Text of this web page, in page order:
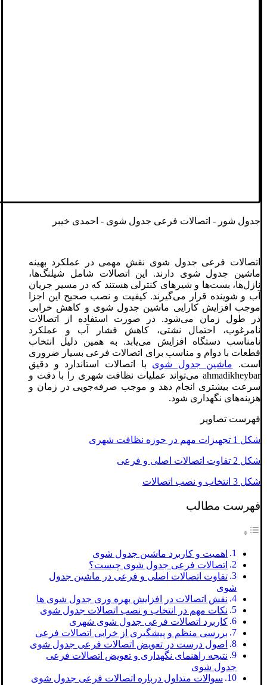
جدول شور - اتصالات فرعی جدول‌ شوی - احمدی خیبر
اتصالات فرعی جدول‌ شوی نقش مهمی در عملکرد بهینه
ماشین جدول شوی دارند. این اتصالات شامل شیلنگ‌ها،
نازل‌ها، بست‌ها و شیرهای کنترلی هستند که در مسیر جریان
آب و شوینده قرار می‌گیرند. کیفیت و نصب صحیح این اجزا
موجب افزایش کارایی ماشین جدول شوی و کاهش خرابی
در طول زمان می‌شود. در صورت استفاده از اتصالات
نامرغوب، احتمال نشتی، کاهش فشار آب و عملکرد
نامناسب دستگاه افزایش می‌یابد. به همین دلیل انتخاب
قطعات با دوام و مناسب برای اتصالات فرعی بسیار ضروری
است. ماشین جدول شوی با اتصالات استاندارد و دقیق
ahmadikheybar می‌تواند عملیات نظافت شهری را با دقت و
سرعت بیشتری انجام دهد و موجب صرفه‌جویی در زمان و
هزینه‌های نگهداری شود.
فهرست تصاویر
شکل 1 تجهیزات مهم در حوزه نظافت شهری
شکل 2 تفاوت اتصالات اصلی و فرعی
شکل 3 انتخاب و نصب اتصالات
فهرست مطالب
اهمیت و کاربرد ماشین جدول شوی
اتصالات فرعی جدول‌ شوی چیست؟
تفاوت اتصالات اصلی و فرعی در ماشین جدول
‌شوی
نقش اتصالات در افزایش بهره‌ وری جدول شوی‌ ها
نکات مهم در انتخاب و نصب اتصالات جدول شوی
کاربرد اتصالات فرعی جدول‌ شوی شهری
بررسی منظم و پیشگیری از خرابی اتصالات فرعی
اصول درست در تعویض اتصالات فرعی جدول شوی
نتیجه راهنمای نگهداری و تعویض اتصالات فرعی
جدول شوی
سوالات متداول درباره اتصالات فرعی جدول‌ شوی